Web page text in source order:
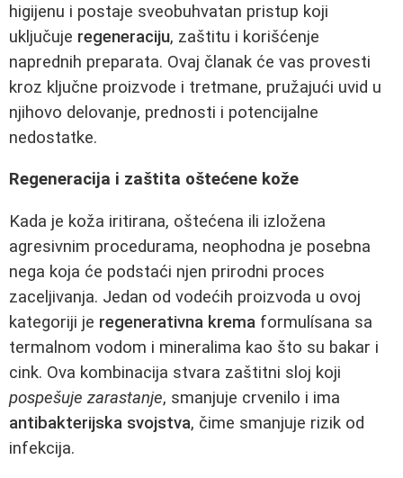
higijenu i postaje sveobuhvatan pristup koji
uključuje regeneraciju, zaštitu i korišćenje
naprednih preparata. Ovaj članak će vas provesti
kroz ključne proizvode i tretmane, pružajući uvid u
njihovo delovanje, prednosti i potencijalne
nedostatke.
Regeneracija i zaštita oštećene kože
Kada je koža iritirana, oštećena ili izložena
agresivnim procedurama, neophodna je posebna
nega koja će podstaći njen prirodni proces
zaceljivanja. Jedan od vodećih proizvoda u ovoj
kategoriji je regenerativna krema formulísana sa
termalnom vodom i mineralima kao što su bakar i
cink. Ova kombinacija stvara zaštitni sloj koji
pospešuje zarastanje, smanjuje crvenilo i ima
antibakterijska svojstva, čime smanjuje rizik od
infekcija.